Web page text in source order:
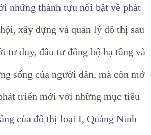
những thành tựu nổi bật về phát
xây dựng và quản lý đô thị sau
tư duy, đầu tư đồng bộ hạ tầng và
sống của người dân, mà còn mở
triển mới với những mục tiêu
của đô thị loại I, Quảng Ninh